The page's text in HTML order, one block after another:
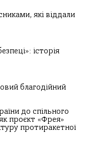
які віддали
історія
благодійний
до спільного
проєкт «Фрея»
протиракетної